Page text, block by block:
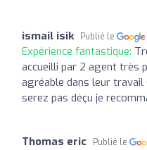
ismail isik Publié le
Expérience fantastique:
accueilli par 2 agent très
agréable dans leur travail
serez pas déçu je
Thomas eric Publié le